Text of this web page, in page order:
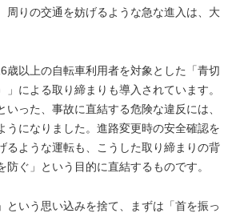
周りの交通を妨げるような急な進入は、大
以上の自転車利用者を対象とした「青切
」による取り締まりも導入されています。
いった、事故に直結する危険な違反には、
うになりました。進路変更時の安全確認を
るような運転も、こうした取り締まりの背
防ぐ」という目的に直結するものです。
という思い込みを捨て、まずは「首を振っ